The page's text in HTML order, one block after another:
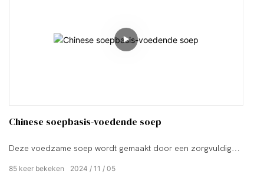
Chinese soepbasis-voedende soep
Deze voedzame soep wordt gemaakt door een zorgvuldig
koken.
2024 11 05
85 keer bekeken